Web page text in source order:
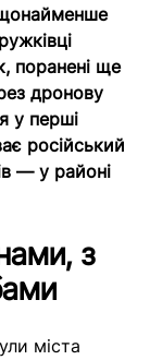
поранені ще
дронову
у перші
російський
— у районі
з
міста